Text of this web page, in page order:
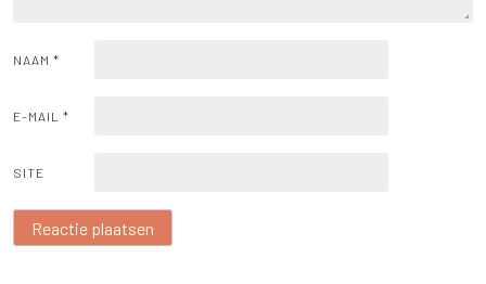
NAAM *
E-MAIL *
SITE